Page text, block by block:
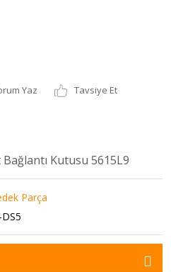
Yaz
Tavsiye Et
Kutusu 5615L9
Parça